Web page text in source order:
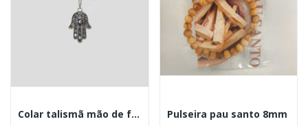
Colar talismã mão de fátima Pulseira pau santo 8mm